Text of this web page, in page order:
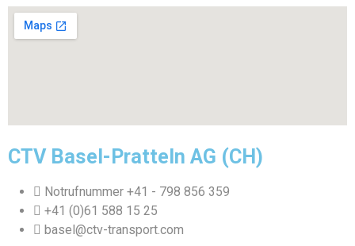
CTV Basel-Pratteln AG (CH)
Notrufnummer +41 - 798 856 359
+41 (0)61 588 15 25
basel@ctv-transport.com